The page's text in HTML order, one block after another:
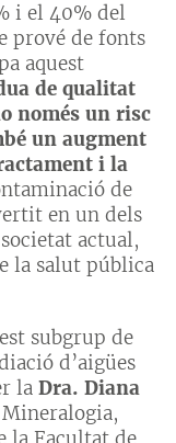
i el 40% del
prové de fonts
aquest
de qualitat
només un risc
un augment
i la
de
en un dels
actual,
la salut pública
subgrup de
d’aigües
la Dra. Diana